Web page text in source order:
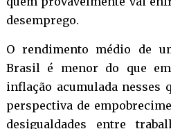
desemprego.
O rendimento médio de
Brasil é menor do que
inflação acumulada nesses
perspectiva de
desigualdades entre